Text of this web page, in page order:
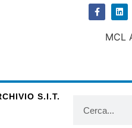
S.I.T.